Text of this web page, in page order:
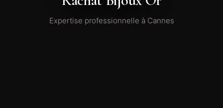
Expertise professionnelle à Cannes